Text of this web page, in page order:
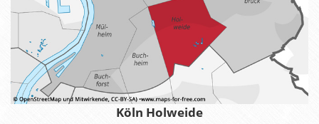
Köln Holweide